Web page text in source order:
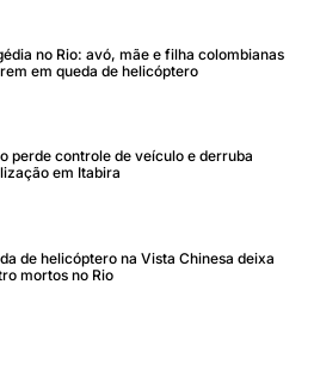
no Rio: avó, mãe e filha colombianas
em queda de helicóptero
perde controle de veículo e derruba
em Itabira
de helicóptero na Vista Chinesa deixa
mortos no Rio